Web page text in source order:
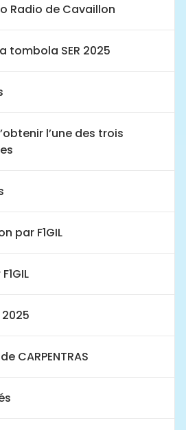
Radio de Cavaillon
tombola SER 2025
l’une des trois
par F1GIL
CARPENTRAS